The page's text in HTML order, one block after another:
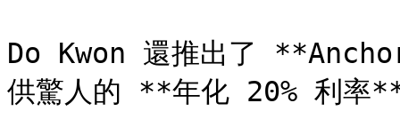
Do Kwon 還推出了
供驚人的 **年化 20% 利率